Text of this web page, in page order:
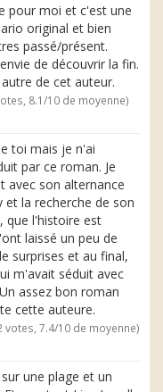
pour moi et c'est une
original et bien
passé/présent.
de découvrir la fin.
de cet auteur.
8.1/10 de moyenne)
toi mais je n'ai
par ce roman. Je
avec son alternance
et la recherche de son
que l'histoire est
laissé un peu de
surprises et au final,
m'avait séduit avec
assez bon roman
cette auteure.
votes, 7.4/10 de moyenne)
une plage et un